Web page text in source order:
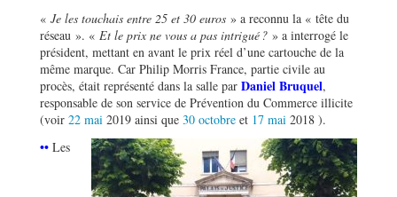
« Je les touchais entre 25 et 30 euros » a reconnu la « tête du
réseau ». « Et le prix ne vous a pas intrigué ? » a interrogé le
président, mettant en avant le prix réel d’une cartouche de la
même marque. Car Philip Morris France, partie civile au
procès, était représenté dans la salle par Daniel Bruquel,
responsable de son service de Prévention du Commerce illicite
(voir 22 mai 2019 ainsi que 30 octobre et 17 mai 2018 ).
•• Les